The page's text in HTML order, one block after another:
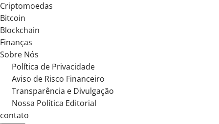
Criptomoedas
Bitcoin
Blockchain
Finanças
Sobre Nós
Política de Privacidade
Aviso de Risco Financeiro
Transparência e Divulgação
Nossa Política Editorial
contato